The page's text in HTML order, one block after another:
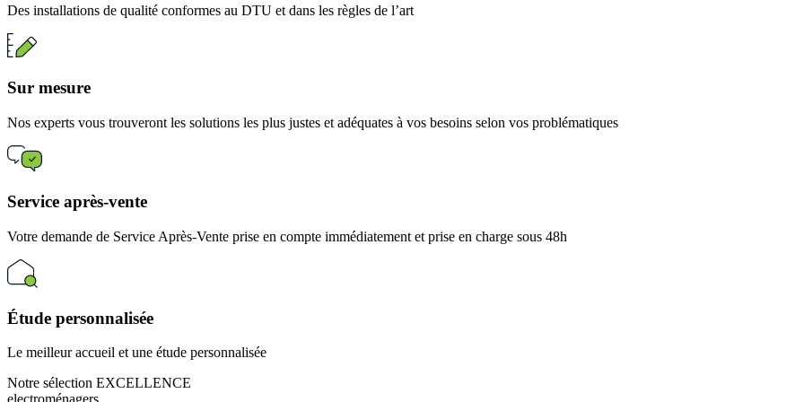
Des installations de qualité conformes au DTU et dans les règles de l’art
Sur mesure
Nos experts vous trouveront les solutions les plus justes et adéquates à vos besoins selon vos problématiques
Service après-vente
Votre demande de Service Après-Vente prise en compte immédiatement et prise en charge sous 48h
Étude personnalisée
Le meilleur accueil et une étude personnalisée
Notre sélection EXCELLENCE